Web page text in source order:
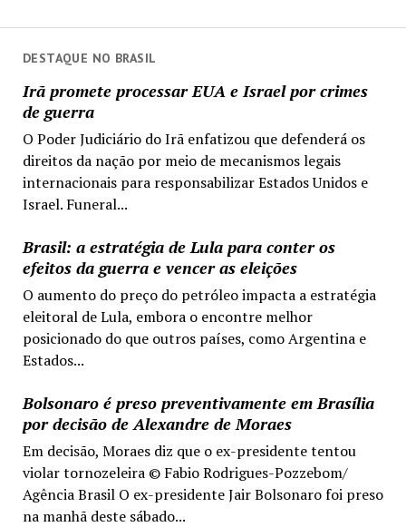
DESTAQUE NO BRASIL
Irã promete processar EUA e Israel por crimes
de guerra
O Poder Judiciário do Irã enfatizou que defenderá os
direitos da nação por meio de mecanismos legais
internacionais para responsabilizar Estados Unidos e
Israel. Funeral...
Brasil: a estratégia de Lula para conter os
efeitos da guerra e vencer as eleições
O aumento do preço do petróleo impacta a estratégia
eleitoral de Lula, embora o encontre melhor
posicionado do que outros países, como Argentina e
Estados...
Bolsonaro é preso preventivamente em Brasília
por decisão de Alexandre de Moraes
Em decisão, Moraes diz que o ex-presidente tentou
violar tornozeleira © Fabio Rodrigues-Pozzebom/
Agência Brasil O ex-presidente Jair Bolsonaro foi preso
na manhã deste sábado...